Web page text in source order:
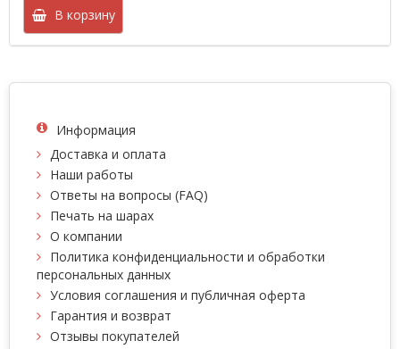
В корзину
Информация
Доставка и оплата
Наши работы
Ответы на вопросы (FAQ)
Печать на шарах
О компании
Политика конфиденциальности и обработки
персональных данных
Условия соглашения и публичная оферта
Гарантия и возврат
Отзывы покупателей